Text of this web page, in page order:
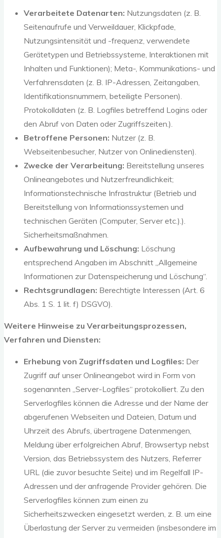
Verarbeitete Datenarten: Nutzungsdaten (z. B.
Seitenaufrufe und Verweildauer, Klickpfade,
Nutzungsintensität und -frequenz, verwendete
Gerätetypen und Betriebssysteme, Interaktionen mit
Inhalten und Funktionen); Meta-, Kommunikations- und
Verfahrensdaten (z. B. IP-Adressen, Zeitangaben,
Identifikationsnummern, beteiligte Personen).
Protokolldaten (z. B. Logfiles betreffend Logins oder
den Abruf von Daten oder Zugriffszeiten.).
Betroffene Personen: Nutzer (z. B.
Webseitenbesucher, Nutzer von Onlinediensten).
Zwecke der Verarbeitung: Bereitstellung unseres
Onlineangebotes und Nutzerfreundlichkeit;
Informationstechnische Infrastruktur (Betrieb und
Bereitstellung von Informationssystemen und
technischen Geräten (Computer, Server etc.).).
Sicherheitsmaßnahmen.
Aufbewahrung und Löschung: Löschung
entsprechend Angaben im Abschnitt „Allgemeine
Informationen zur Datenspeicherung und Löschung“.
Rechtsgrundlagen: Berechtigte Interessen (Art. 6
Abs. 1 S. 1 lit. f) DSGVO).
Weitere Hinweise zu Verarbeitungsprozessen,
Verfahren und Diensten:
Erhebung von Zugriffsdaten und Logfiles: Der
Zugriff auf unser Onlineangebot wird in Form von
sogenannten „Server-Logfiles“ protokolliert. Zu den
Serverlogfiles können die Adresse und der Name der
abgerufenen Webseiten und Dateien, Datum und
Uhrzeit des Abrufs, übertragene Datenmengen,
Meldung über erfolgreichen Abruf, Browsertyp nebst
Version, das Betriebssystem des Nutzers, Referrer
URL (die zuvor besuchte Seite) und im Regelfall IP-
Adressen und der anfragende Provider gehören. Die
Serverlogfiles können zum einen zu
Sicherheitszwecken eingesetzt werden, z. B. um eine
Überlastung der Server zu vermeiden (insbesondere im